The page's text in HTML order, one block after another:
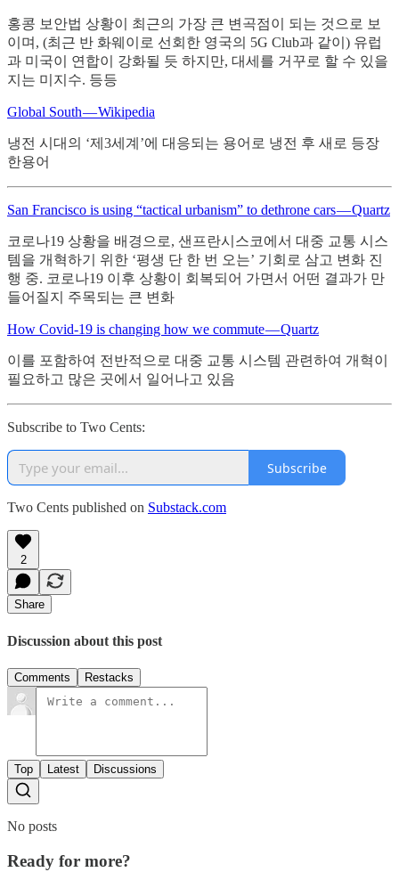
홍콩 보안법 상황이 최근의 가장 큰 변곡점이 되는 것으로 보
이며, (최근 반 화웨이로 선회한 영국의 5G Club과 같이) 유럽
과 미국이 연합이 강화될 듯 하지만, 대세를 거꾸로 할 수 있을
지는 미지수. 등등
Global South — Wikipedia
냉전 시대의 ‘제3세계’에 대응되는 용어로 냉전 후 새로 등장
한용어
San Francisco is using “tactical urbanism” to dethrone cars — Quartz
코로나19 상황을 배경으로, 샌프란시스코에서 대중 교통 시스
템을 개혁하기 위한 ‘평생 단 한 번 오는’ 기회로 삼고 변화 진
행 중. 코로나19 이후 상황이 회복되어 가면서 어떤 결과가 만
들어질지 주목되는 큰 변화
How Covid-19 is changing how we commute — Quartz
이를 포함하여 전반적으로 대중 교통 시스템 관련하여 개혁이
필요하고 많은 곳에서 일어나고 있음
Subscribe to Two Cents:
Subscribe
Two Cents published on Substack.com
2
Share
Discussion about this post
Comments Restacks
Top Latest Discussions
No posts
Ready for more?